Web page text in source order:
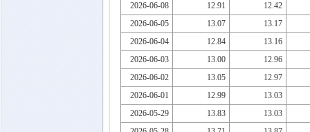
2026-06-08
12.91
12.42
2026-06-05
13.07
13.17
2026-06-04
12.84
13.16
2026-06-03
13.00
12.96
2026-06-02
13.05
12.97
2026-06-01
12.99
13.03
2026-05-29
13.83
13.03